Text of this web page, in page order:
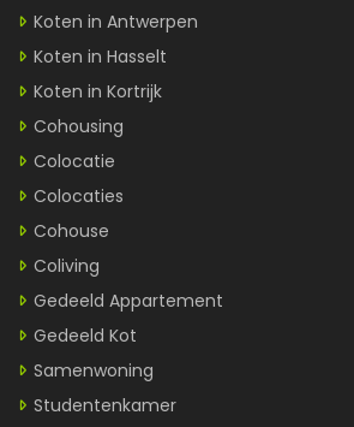
Koten in Antwerpen
Koten in Hasselt
Koten in Kortrijk
Cohousing
Colocatie
Colocaties
Cohouse
Coliving
Gedeeld Appartement
Gedeeld Kot
Samenwoning
Studentenkamer